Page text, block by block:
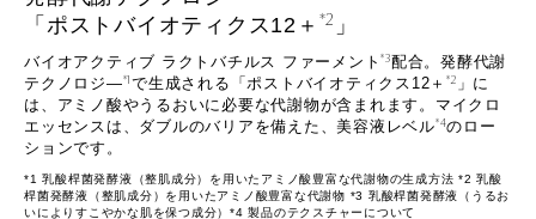
「ポストバイオティクス12＋ *2 」
バイオアクティブ ラクトバチルス ファーメント*3配合。発酵代謝
テクノロジ―*1で生成される「ポストバイオティクス12＋ *2 」に
は、アミノ酸やうるおいに必要な代謝物が含まれます。マイクロ
エッセンスは、ダブルのバリアを備えた、美容液レベル*4のロー
ションです。
*1 乳酸桿菌発酵液（整肌成分）を用いたアミノ酸豊富な代謝物の生成方法 *2 乳酸
桿菌発酵液（整肌成分）を用いたアミノ酸豊富な代謝物 *3 乳酸桿菌発酵液（うるお
いによりすこやかな肌を保つ成分）*4 製品のテクスチャーについて